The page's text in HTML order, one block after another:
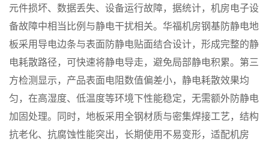
元件损坏、数据丢失、设备运行故障，据统计，机房电子设
备故障中相当比例与静电干扰相关。华福机房钢基防静电地
板采用导电边条与表面防静电贴面结合设计，形成完整的静
电耗散路径，可快速将静电导走，避免局部静电积累。第三
方检测显示，产品表面电阻数值偏差小，静电耗散效果均
匀，在高湿度、低温度等环境下性能稳定，无需额外防静电
加固处理。同时，地板采用全钢材质与密集焊接工艺，结构
抗老化、抗腐蚀性能突出，长期使用不易变形，适配机房